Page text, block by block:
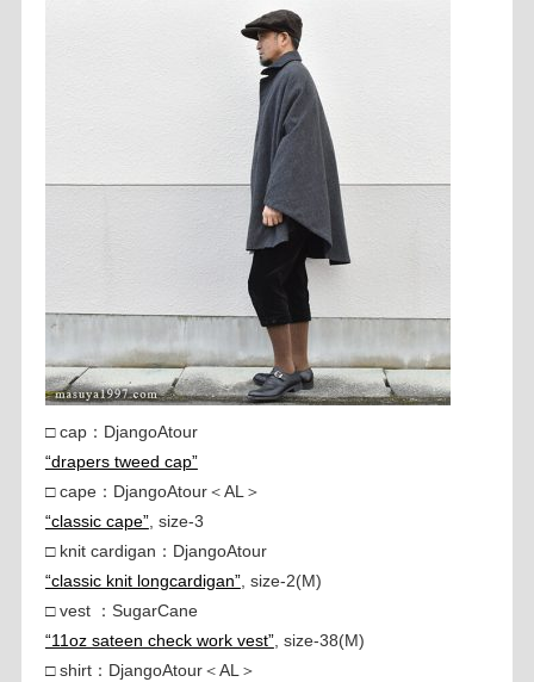
□ cap：DjangoAtour
“drapers tweed cap”
□ cape：DjangoAtour＜AL＞
“classic cape”, size-3
□ knit cardigan：DjangoAtour
“classic knit longcardigan”, size-2(M)
□ vest ：SugarCane
“11oz sateen check work vest”, size-38(M)
□ shirt：DjangoAtour＜AL＞